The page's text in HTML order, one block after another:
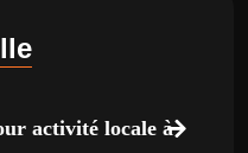
activité locale à